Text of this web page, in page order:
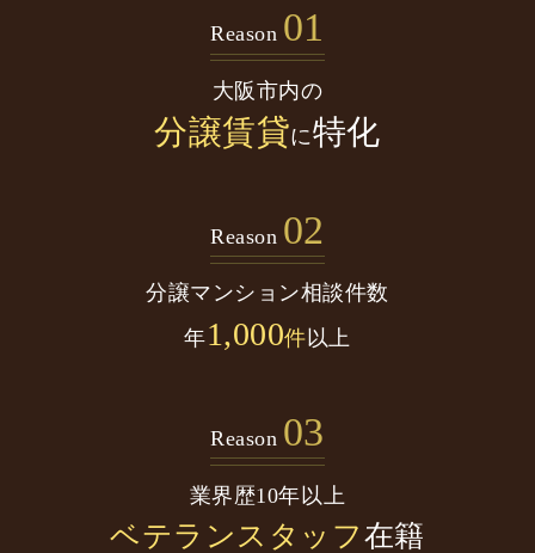
Reason 01
大阪市内の
分譲賃貸に特化
Reason 02
分譲マンション相談件数
年1,000件以上
Reason 03
業界歴10年以上
ベテランスタッフ在籍